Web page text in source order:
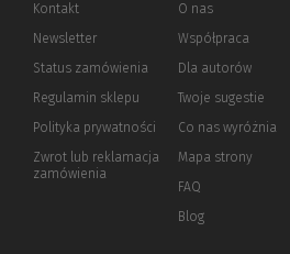
Kontakt
Newsletter
Status zamówienia
Regulamin sklepu
Polityka prywatności (Nowe
(Link
innej
Zwrot lub reklamacja
zamówienia
O nas
Współpraca
Dla autorów(Nowe
(Link
innej
strony)
Twoje sugestie
Co nas wyróżnia
Mapa strony
FAQ
Blog